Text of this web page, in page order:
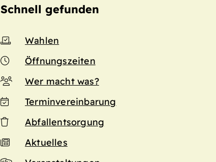
Schnell gefunden
Wahlen
Öffnungszeiten
Wer macht was?
Terminvereinbarung
Abfallentsorgung
Aktuelles